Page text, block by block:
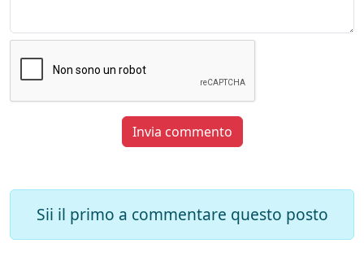
Invia commento
Sii il primo a commentare questo posto